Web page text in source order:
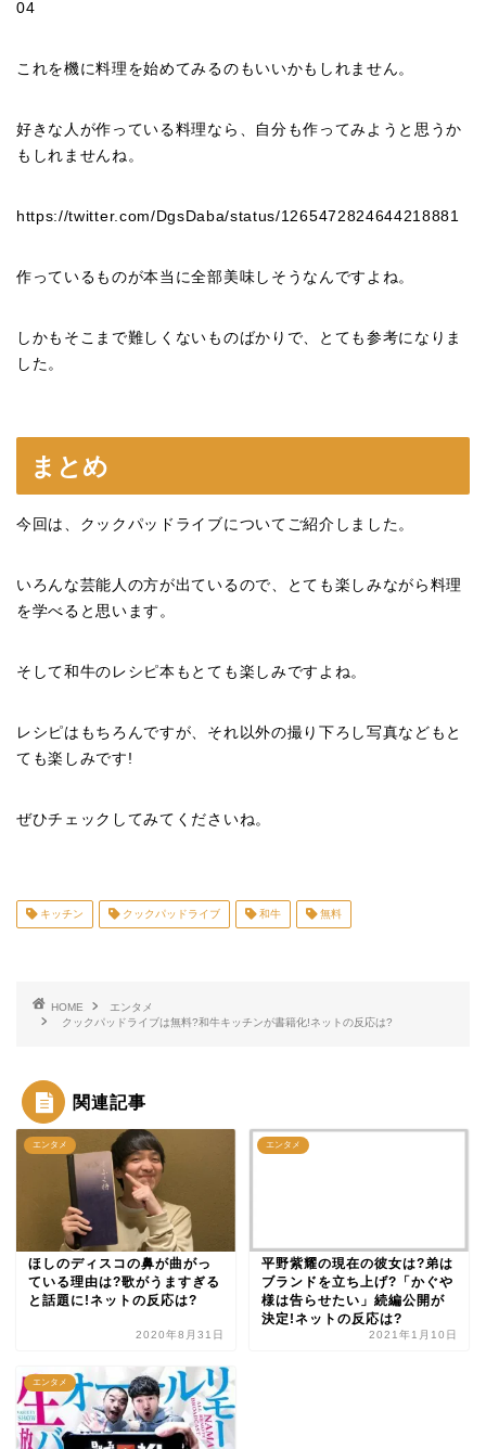
04
これを機に料理を始めてみるのもいいかもしれません。
好きな人が作っている料理なら、自分も作ってみようと思うか
もしれませんね。
https://twitter.com/DgsDaba/status/1265472824644218881
作っているものが本当に全部美味しそうなんですよね。
しかもそこまで難しくないものばかりで、とても参考になりま
した。
まとめ
今回は、クックパッドライブについてご紹介しました。
いろんな芸能人の方が出ているので、とても楽しみながら料理
を学べると思います。
そして和牛のレシピ本もとても楽しみですよね。
レシピはもちろんですが、それ以外の撮り下ろし写真などもと
ても楽しみです!
ぜひチェックしてみてくださいね。
キッチン クックパッドライブ 和牛 無料
HOME
エンタメ
クックパッドライブは無料?和牛キッチンが書籍化!ネットの反応は?
関連記事
エンタメ
ほしのディスコの鼻が曲がっ
ている理由は?歌がうますぎる
と話題に!ネットの反応は?
2020年8月31日
エンタメ
平野紫耀の現在の彼女は?弟は
ブランドを立ち上げ?「かぐや
様は告らせたい」続編公開が
決定!ネットの反応は?
2021年1月10日
エンタメ